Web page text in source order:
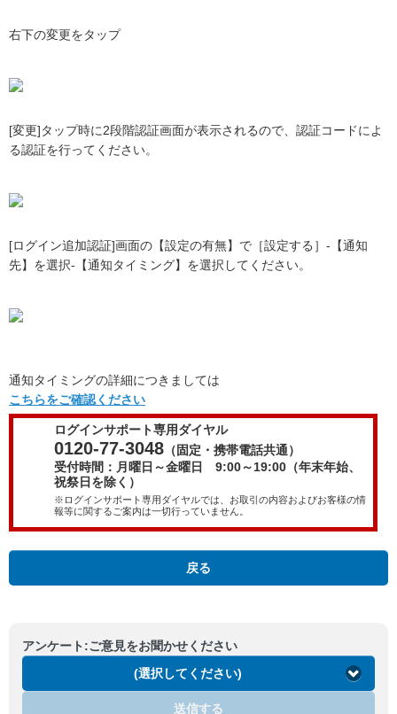
右下の変更をタップ
[変更]タップ時に2段階認証画面が表示されるので、認証コードによ
る認証を行ってください。
[ログイン追加認証]画面の【設定の有無】で［設定する］-【通知
先】を選択‐【通知タイミング】を選択してください。
通知タイミングの詳細につきましては
こちらをご確認ください
ログインサポート専用ダイヤル
0120-77-3048（固定・携帯電話共通）
受付時間：月曜日～金曜日 9:00～19:00（年末年始、
祝祭日を除く）
※ログインサポート専用ダイヤルでは、お取引の内容およびお客様の情
報等に関するご案内は一切行っていません。
戻る
アンケート:ご意見をお聞かせください
(選択してください)
送信する